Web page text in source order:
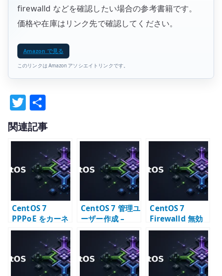
firewalld などを確認したい場合の参考書籍です。
価格や在庫はリンク先で確認してください。
Amazon で見る
このリンクは Amazon アソシエイトリンクです。
T
w
it
te
r
有
関連記事
CentOS 7
PPPoE をカーネ
ルモードで動か
す – rp-pppoe
plugin の検証
CentOS 7 管理ユ
ーザー作成 –
sudo を前提にし
た運用ユーザー
CentOS 7
Firewalld 無効
化 – 既存環境で
の扱いと代替の